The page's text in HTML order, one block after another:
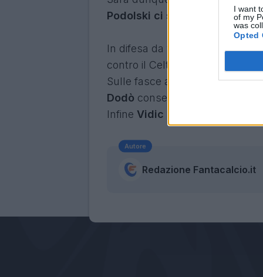
I want
of my
was
Opted
Podolski ci sarà Icardi.
In difesa da valutare se
contro il Celtic: in porta tornerà
Sulle fasce agiranno
Dodò conserva le sue chances.
Infine Vidic
Autore
Redazione Fantacalcio.it